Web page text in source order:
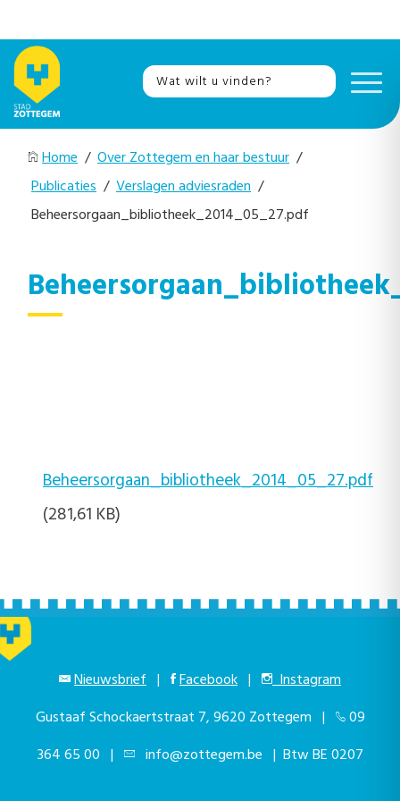
Home / Over Zottegem en haar bestuur /
Publicaties / Verslagen adviesraden /
Beheersorgaan_bibliotheek_2014_05_27.pdf
Beheersorgaan_bibliotheek_2014_05_27.pdf
(281,61 KB)
Nieuwsbrief | Facebook |
Instagram
Gustaaf Schockaertstraat 7, 9620 Zottegem |
09
364 65 00 | info@zottegem.be | Btw BE 0207